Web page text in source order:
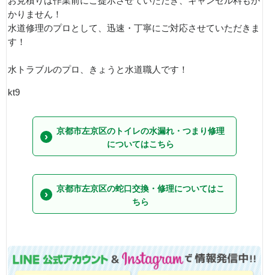
かりません！
水道修理のプロとして、迅速・丁寧にご対応させていただきま
す！
水トラブルのプロ、きょうと水道職人です！
kt9
京都市左京区のトイレの水漏れ・つまり修理
についてはこちら
京都市左京区の蛇口交換・修理についてはこ
ちら